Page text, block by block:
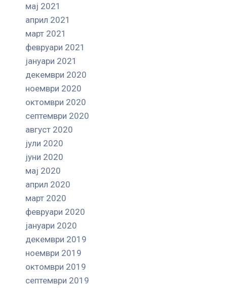
мај 2021
април 2021
март 2021
февруари 2021
јануари 2021
декември 2020
ноември 2020
октомври 2020
септември 2020
август 2020
јули 2020
јуни 2020
мај 2020
април 2020
март 2020
февруари 2020
јануари 2020
декември 2019
ноември 2019
октомври 2019
септември 2019